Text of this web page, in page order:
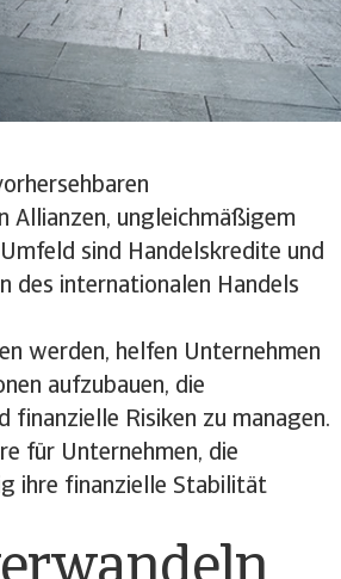
Allianzen, ungleichmäßigem
sind Handelskredite und
des internationalen Handels
werden, helfen Unternehmen
aufzubauen, die
Risiken zu managen.
für Unternehmen, die
ihre finanzielle Stabilität